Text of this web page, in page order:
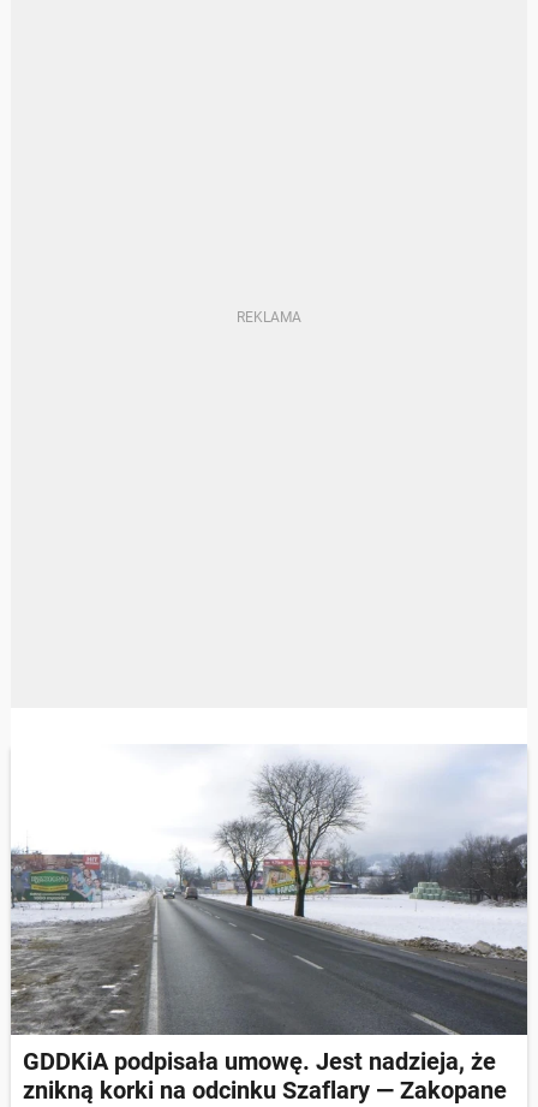
GDDKiA podpisała umowę. Jest nadzieja, że
znikną korki na odcinku Szaflary — Zakopane